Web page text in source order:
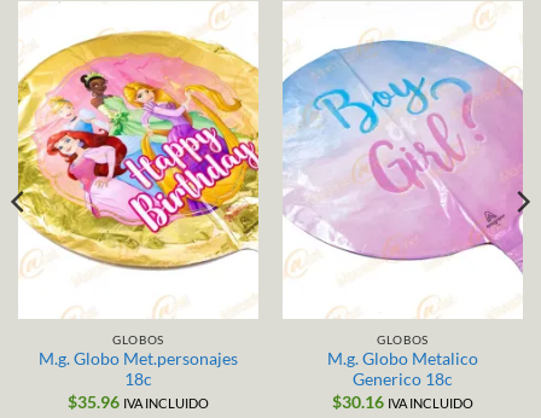
GLOBOS
M.g. Globo Met.personajes
18c
$35.96 IVA INCLUIDO
GLOBOS
M.g. Globo Metalico
Generico 18c
$30.16 IVA INCLUIDO